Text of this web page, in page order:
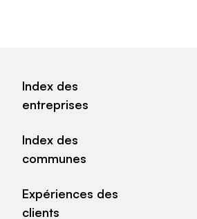
Index des
entreprises
Index des
communes
Expériences des
clients